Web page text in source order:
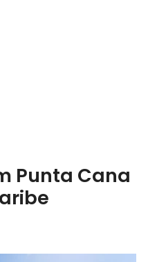
Punta Cana